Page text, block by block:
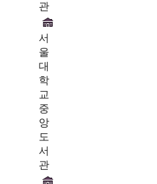
관
서
울
대
학
교
중
앙
도
서
관